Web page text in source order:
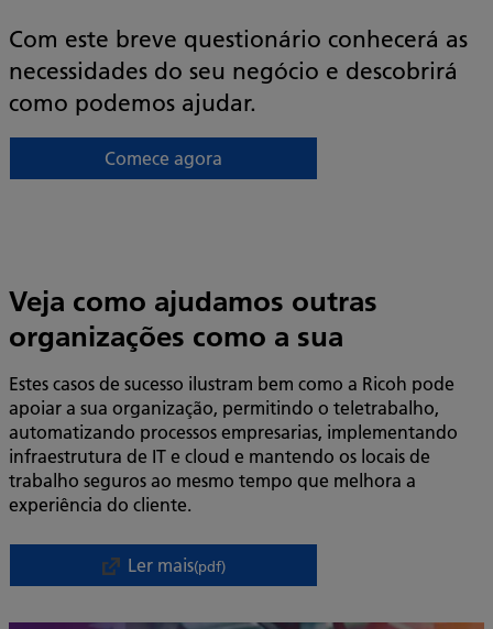
Com este breve questionário conhecerá as
necessidades do seu negócio e descobrirá
como podemos ajudar.
Comece agora
Veja como ajudamos outras
organizações como a sua
Estes casos de sucesso ilustram bem como a Ricoh pode
apoiar a sua organização, permitindo o teletrabalho,
automatizando processos empresarias, implementando
infraestrutura de IT e cloud e mantendo os locais de
trabalho seguros ao mesmo tempo que melhora a
experiência do cliente.
Ler mais